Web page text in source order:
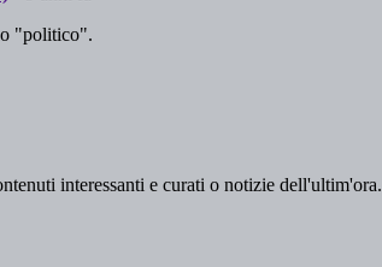
interessanti e curati o notizie dell'ultim'ora.